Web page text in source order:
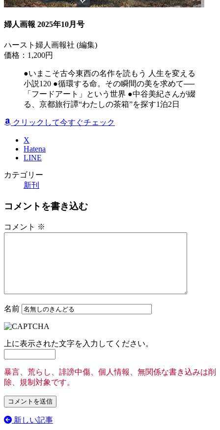
婦人画報 2025年10月号
ハースト婦人画報社 (編集)
価格：1,200円
●いまこそ古今東西の名作を読もう 人生を変える
小説120 ●循環する命。その瞬間の美を求めて──
「フードアート」という世界 ●中谷美紀さんが綴
る、京都旅行譚“わたしの茶箱”を探す1泊2日
クリックして今すぐチェック
X
Hatena
LINE
カテゴリー
新刊
コメントを書き込む
コメント ※
名前
上に表示された文字を入力してください。
暴言、荒らし、誹謗中傷、個人情報、無関係な書き込みは削
除、規制対象です。
新しい記事